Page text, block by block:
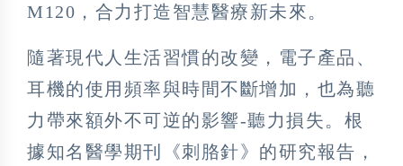
M120，合力打造智慧醫療新未來。
隨著現代人生活習慣的改變，電子產品、
耳機的使用頻率與時間不斷增加，也為聽
力帶來額外不可逆的影響-聽力損失。根
據知名醫學期刊《刺胳針》的研究報告，